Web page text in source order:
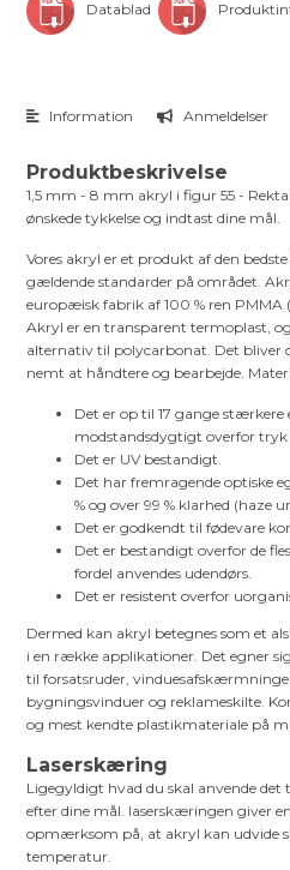
Datablad
Information Anmeldelser
Produktbeskrivelse
1,5 mm - 8 mm akryl i figur 55 -
ønskede tykkelse og indtast dine mål.
Vores akryl er et produkt af den
gældende standarder på området.
europæisk fabrik af 100 % ren
Akryl er en transparent termoplast,
alternativ til polycarbonat. Det bliver
nemt at håndtere og bearbejde.
Det er op til 17 gange stærkere
modstandsdygtigt overfor tryk
Det er UV bestandigt.
Det har fremragende optiske
% og over 99 % klarhed (haze
Det er godkendt til fødevare
Det er bestandigt overfor de
fordel anvendes udendørs.
Det er resistent overfor
Dermed kan akryl betegnes som et
i en række applikationer. Det egner
til forsatsruder,
bygningsvinduer og reklameskilte.
og mest kendte plastikmateriale på
Laserskæring
Ligegyldigt hvad du skal anvende det
efter dine mål. laserskæringen giver
opmærksom på, at akryl kan udvide
temperatur.